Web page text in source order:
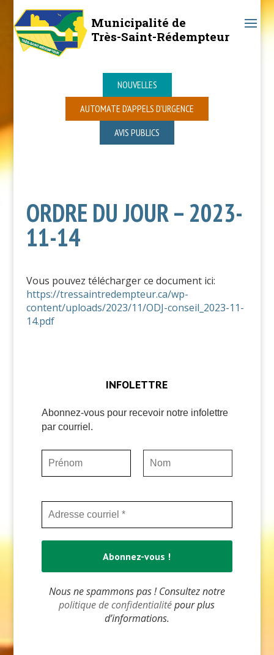
Municipalité de
Très-Saint-Rédempteur
NOUVELLES
AUTOMATE D’APPELS D’URGENCE
AVIS PUBLICS
ORDRE DU JOUR – 2023-
11-14
Vous pouvez télécharger ce document ici:
https://tressaintredempteur.ca/wp-
content/uploads/2023/11/ODJ-conseil_2023-11-
14.pdf
INFOLETTRE
Abonnez-vous pour recevoir notre infolettre
par courriel.
Nous ne spammons pas ! Consultez notre
politique de confidentialitépour plus
d’informations.